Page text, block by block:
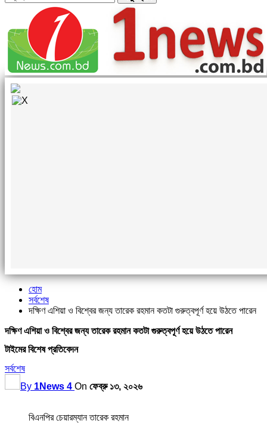
হোম
সর্বশেষ
দক্ষিণ এশিয়া ও বিশ্বের জন্য তারেক রহমান কতটা গুরুত্বপূর্ণ হয়ে উঠতে পারেন
দক্ষিণ এশিয়া ও বিশ্বের জন্য তারেক রহমান কতটা গুরুত্বপূর্ণ হয়ে উঠতে পারেন
টাইমের বিশেষ প্রতিবেদন
সর্বশেষ
By 1News 4 On ফেব্রু ১৩, ২০২৬
বিএনপির চেয়ারম্যান তারেক রহমান